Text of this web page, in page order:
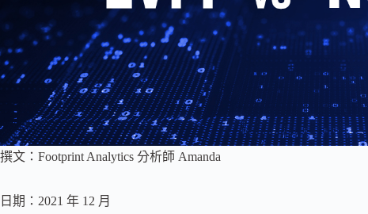
撰文：Footprint Analytics 分析師 Amanda
日期：2021 年 12 月